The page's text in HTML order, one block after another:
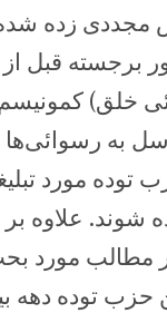
مجددی زده
برجسته قبل از
خلق)
به رسوائی‌ها
توده مورد
شوند. علاوه بر
مطالب مورد
حزب توده دهه